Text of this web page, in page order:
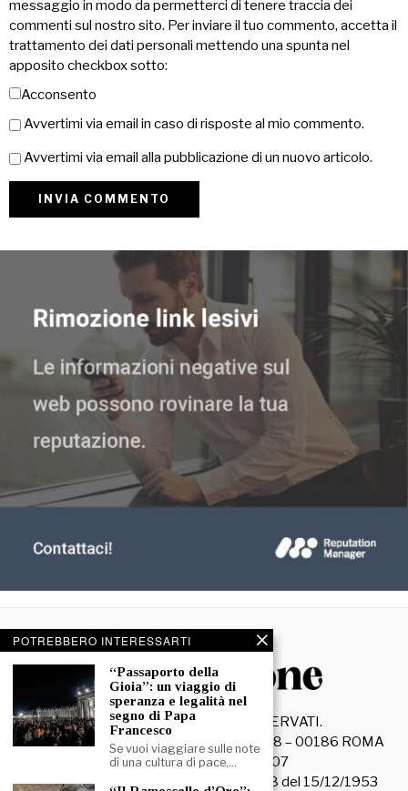
messaggio in modo da permetterci di tenere traccia dei
commenti sul nostro sito. Per inviare il tuo commento, accetta il
trattamento dei dati personali mettendo una spunta nel
apposito checkbox sotto:
Acconsento
Avvertimi via email in caso di risposte al mio commento.
Avvertimi via email alla pubblicazione di un nuovo articolo.
© 2026- TUTTI I DIRITTI RISERVATI.
La Discussione S.r.l. – Piazza Capranica, 78 – 00186 ROMA
C.F. e P. IVA 15045971007
Registrazione Tribunale di Roma n. 3628 del 15/12/1953
POTREBBERO INTERESSARTI
“Passaporto della
Gioia”: un viaggio di
speranza e legalità nel
segno di Papa
Francesco
Se vuoi viaggiare sulle note
di una cultura di pace,…